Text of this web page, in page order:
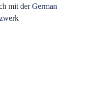
mit der German